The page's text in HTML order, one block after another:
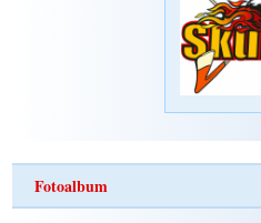
Fotoalbum